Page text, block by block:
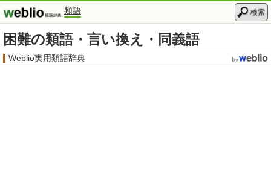
類語 検索
困難の類語・言い換え・同義語
Weblio実用類語辞典